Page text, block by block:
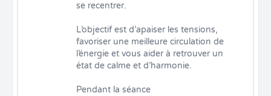
se recentrer.
L’objectif est d’apaiser les tensions,
favoriser une meilleure circulation de
l’énergie et vous aider à retrouver un
état de calme et d’harmonie.
Pendant la séance